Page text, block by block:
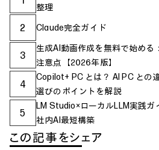
整理
2 Claude完全ガイド
3
生成AI動画作成を無料で始める
注意点【2026年版】
4
Copilot+ PC とは？ AI PC との
選びのポイントを解説
5
LM Studio×ローカルLLM実践ガ
社内AI最短構築
この記事をシェア